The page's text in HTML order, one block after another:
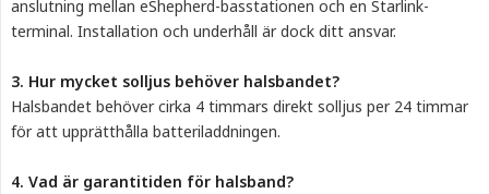
anslutning mellan eShepherd-basstationen och en Starlink-
terminal. Installation och underhåll är dock ditt ansvar.
3. Hur mycket solljus behöver halsbandet?
Halsbandet behöver cirka 4 timmars direkt solljus per 24 timmar
för att upprätthålla batteriladdningen.
4. Vad är garantitiden för halsband?